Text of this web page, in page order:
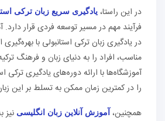
در این راستا، یادگیری سریع زبان ترکی
فرآیند مهم در مسیر توسعه فردی قرار
در یادگیری زبان ترکی استانبولی با
مناسب، افراد را به دنیای زبان و فرهنگ
آموزشگاه‌ها با ارائه دوره‌های یادگیری ترکی
را در کمترین زمان ممکن به تسلط بر این
همچنین، آموزش آنلاین زبان انگلیسی